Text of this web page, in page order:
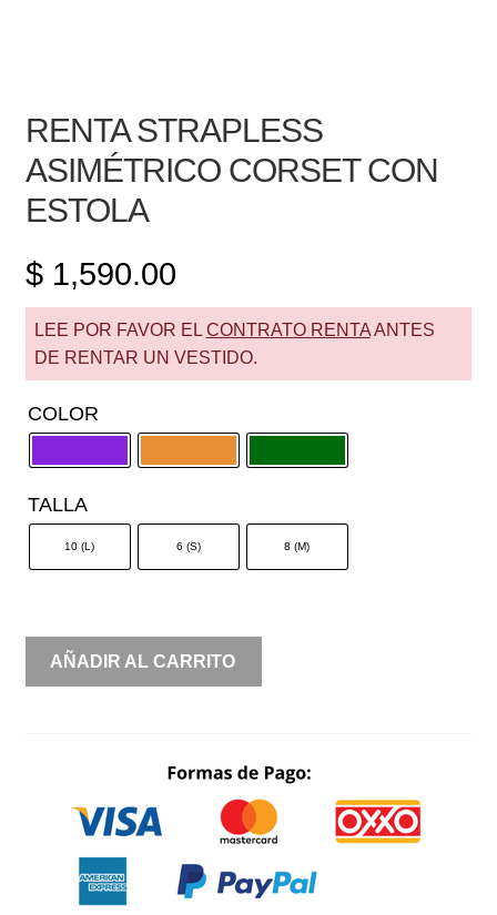
RENTA STRAPLESS
ASIMÉTRICO CORSET CON
ESTOLA
$1,590.00
LEE POR FAVOR EL CONTRATO RENTAANTES
DE RENTAR UN VESTIDO.
COLOR
TALLA
10 (L) 6 (S) 8 (M)
RENTA
STRAPLESS
ESTOLA
CANTIDAD
AÑADIR AL CARRITO